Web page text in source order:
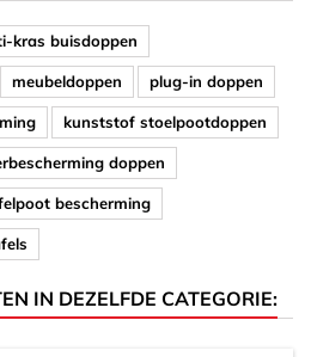
kras buisdoppen
meubeldoppen plug-in doppen
kunststof stoelpootdoppen
doppen
bescherming
IN DEZELFDE CATEGORIE: